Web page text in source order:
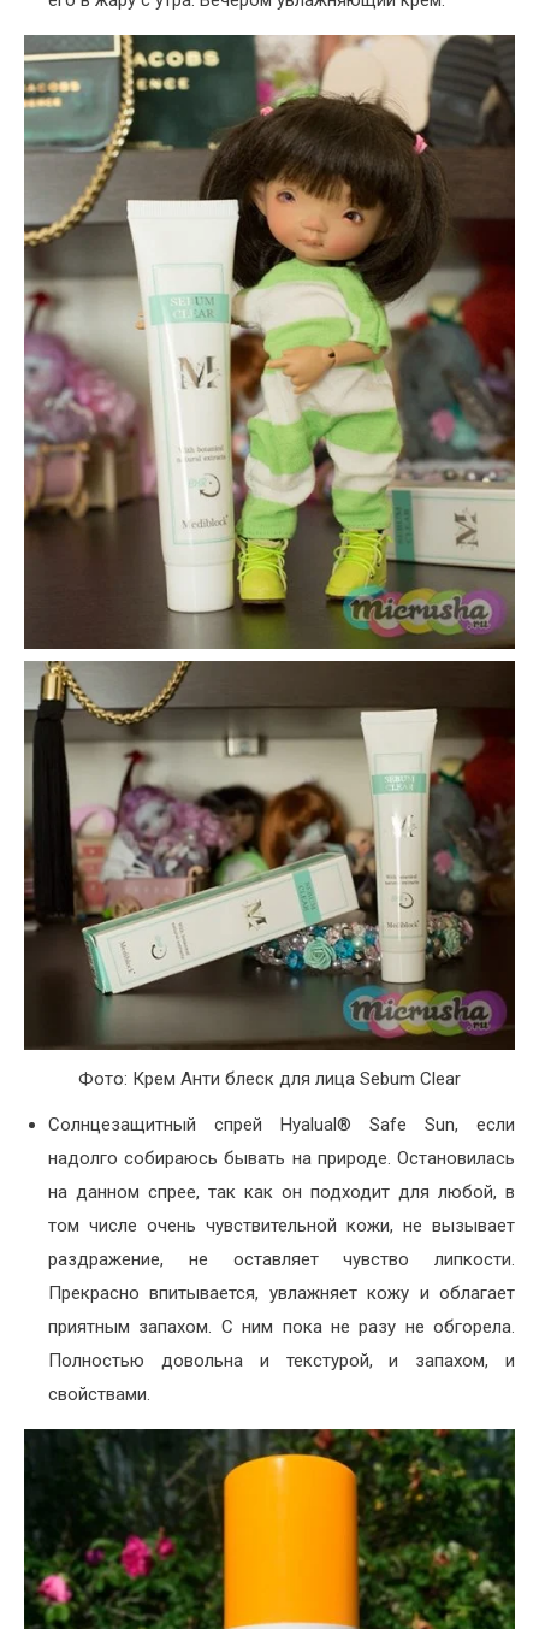
Фото: Крем Анти блеск для лица Sebum Clear
Солнцезащитный спрей Hyalual® Safe Sun, если
надолго собираюсь бывать на природе. Остановилась
на данном спрее, так как он подходит для любой, в
том числе очень чувствительной кожи, не вызывает
раздражение, не оставляет чувство липкости.
Прекрасно впитывается, увлажняет кожу и облагает
приятным запахом. С ним пока не разу не обгорела.
Полностью довольна и текстурой, и запахом, и
свойствами.